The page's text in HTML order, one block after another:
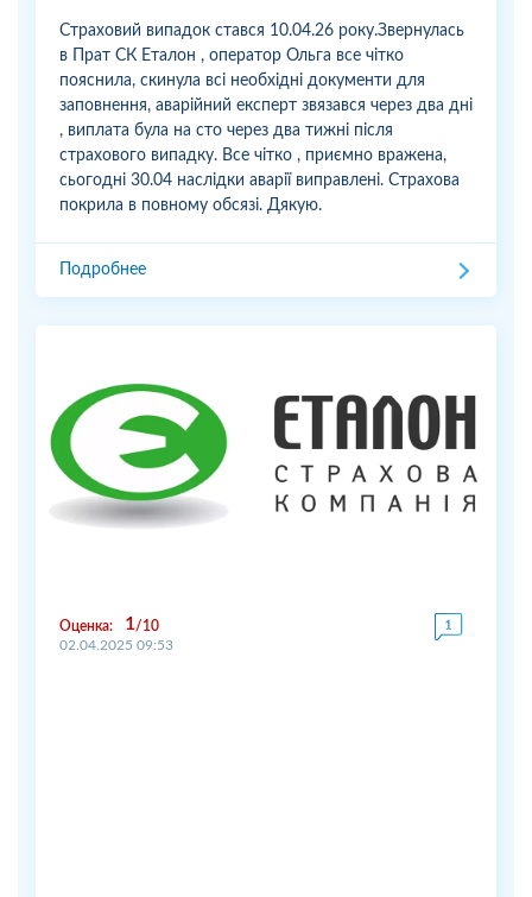
Страховий випадок стався 10.04.26 року.Звернулась
в Прат СК Еталон , оператор Ольга все чітко
пояснила, скинула всі необхідні документи для
заповнення, аварійний експерт звязався через два дні
, виплата була на сто через два тижні після
страхового випадку. Все чітко , приємно вражена,
сьогодні 30.04 наслідки аварії виправлені. Страхова
покрила в повному обсязі. Дякую.
Подробнее
Оценка: 1 10
02.04.2025 09:53